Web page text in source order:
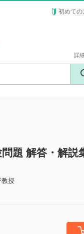
初めての
詳
題 解答・解説
教授